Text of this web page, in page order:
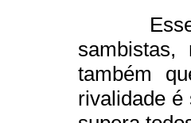
Esse
também
rivalidade é